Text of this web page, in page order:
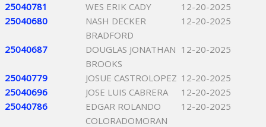
25040781
WES ERIK CADY
12-20-2025
25040680
NASH DECKER
BRADFORD
12-20-2025
25040687
DOUGLAS JONATHAN
BROOKS
12-20-2025
25040779 JOSUE CASTROLOPEZ 12-20-2025
25040696
JOSE LUIS CABRERA
12-20-2025
25040786
EDGAR ROLANDO
COLORADOMORAN
12-20-2025